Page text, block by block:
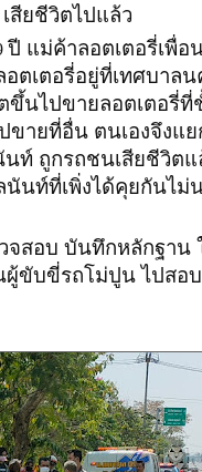
สียชีวิตไปแล้ว
ปี แม่ค้าลอตเตอรี่เพื่อ
ตเตอรี่อยู่ที่เทศบาล
ขึ้นไปขายลอตเตอรี่
ายที่อื่น ตนเองจึงแ
ท์ ถูกรถชนเสียชีวิต
นท์ที่เพิ่งได้คุยกันไม่
บันทึกหลักฐาน ใ
ขับขี่รถโม่ปูน ไปสอบ